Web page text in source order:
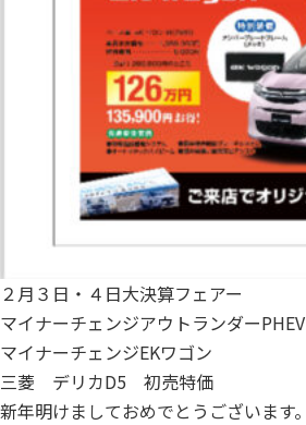
２月３日・４日大決算フェアー
マイナーチェンジアウトランダーPHEV
マイナーチェンジEKワゴン
三菱 デリカD5 初売特価
新年明けましておめでとうございます。